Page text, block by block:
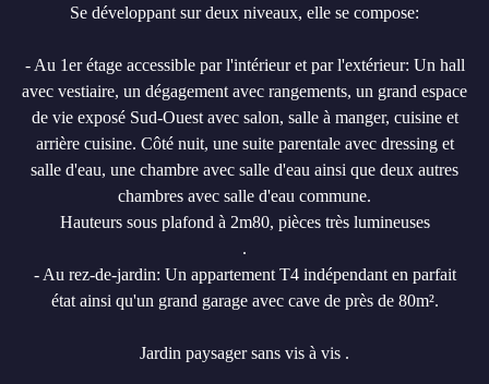
Se développant sur deux niveaux, elle se compose:
- Au 1er étage accessible par l'intérieur et par l'extérieur: Un hall
avec vestiaire, un dégagement avec rangements, un grand espace
de vie exposé Sud-Ouest avec salon, salle à manger, cuisine et
arrière cuisine. Côté nuit, une suite parentale avec dressing et
salle d'eau, une chambre avec salle d'eau ainsi que deux autres
chambres avec salle d'eau commune.
Hauteurs sous plafond à 2m80, pièces très lumineuses
.
- Au rez-de-jardin: Un appartement T4 indépendant en parfait
état ainsi qu'un grand garage avec cave de près de 80m².
Jardin paysager sans vis à vis .